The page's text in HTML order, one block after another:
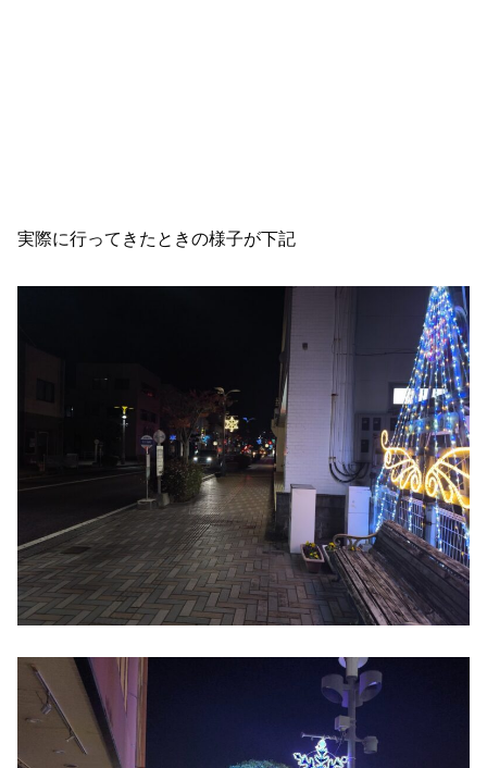
実際に行ってきたときの様子が下記